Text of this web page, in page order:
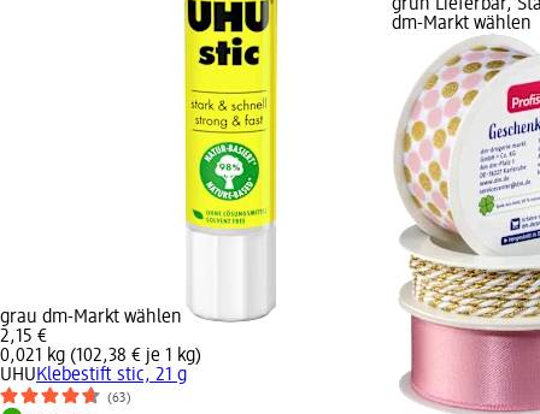
grau dm-Markt wählen
2,15 €
0,021 kg (102,38 € je 1 kg)
UHUKlebestift stic, 21 g
(63)
grün Lieferbar,
dm-Markt wählen